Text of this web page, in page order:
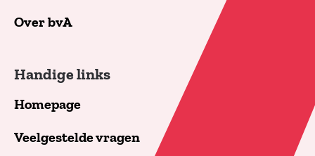
Over bvA
Handige links
Homepage
Veelgestelde vragen